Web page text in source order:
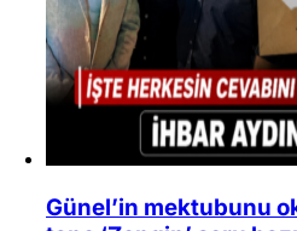
Günel’in mektubunu